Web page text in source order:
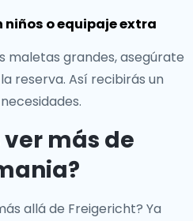
niños o equipaje extra
maletas grandes, asegúrate
reserva. Así recibirás un
ver más de
allá de Freigericht? Ya